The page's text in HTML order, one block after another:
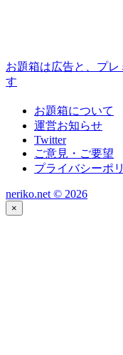
お題箱は広告と、プ
す
お題箱について
運営お知らせ
Twitter
ご意見・ご要望
プライバシーポ
neriko.net © 2026
×